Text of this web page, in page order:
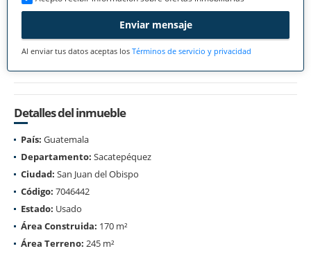
Enviar mensaje
Al enviar tus datos aceptas los Términos de servicio y privacidad
Detalles del inmueble
País: Guatemala
Departamento: Sacatepéquez
Ciudad: San Juan del Obispo
Código: 7046442
Estado: Usado
Área Construida: 170 m²
Área Terreno: 245 m²